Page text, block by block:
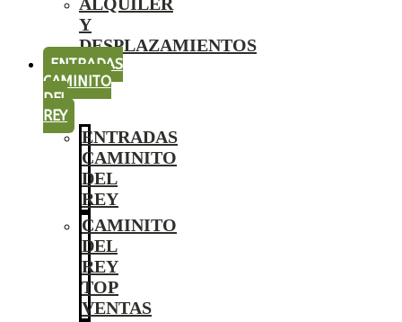
Y
DESPLAZAMIENTOS
ENTRADAS
CAMINITO
DEL
REY
ENTRADAS
CAMINITO
DEL
REY
CAMINITO
DEL
REY
TOP
VENTAS